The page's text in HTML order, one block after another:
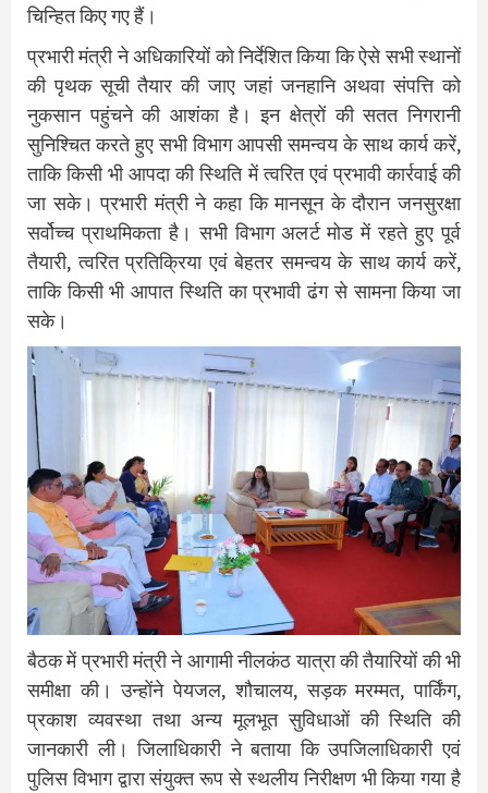
चिन्हित किए गए हैं।
प्रभारी मंत्री ने अधिकारियों को निर्देशित किया कि ऐसे सभी स्थानों
की पृथक सूची तैयार की जाए जहां जनहानि अथवा संपत्ति को
नुकसान पहुंचने की आशंका है। इन क्षेत्रों की सतत निगरानी
सुनिश्चित करते हुए सभी विभाग आपसी समन्वय के साथ कार्य करें,
ताकि किसी भी आपदा की स्थिति में त्वरित एवं प्रभावी कार्रवाई की
जा सके। प्रभारी मंत्री ने कहा कि मानसून के दौरान जनसुरक्षा
सर्वोच्च प्राथमिकता है। सभी विभाग अलर्ट मोड में रहते हुए पूर्व
तैयारी, त्वरित प्रतिक्रिया एवं बेहतर समन्वय के साथ कार्य करें,
ताकि किसी भी आपात स्थिति का प्रभावी ढंग से सामना किया जा
सके।
बैठक में प्रभारी मंत्री ने आगामी नीलकंठ यात्रा की तैयारियों की भी
समीक्षा की। उन्होंने पेयजल, शौचालय, सड़क मरम्मत, पार्किंग,
प्रकाश व्यवस्था तथा अन्य मूलभूत सुविधाओं की स्थिति की
जानकारी ली। जिलाधिकारी ने बताया कि उपजिलाधिकारी एवं
पुलिस विभाग द्वारा संयुक्त रूप से स्थलीय निरीक्षण भी किया गया है